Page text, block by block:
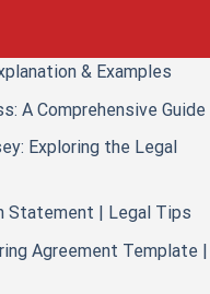
& Examples
A Comprehensive Guide
Exploring the Legal
Statement | Legal Tips
Agreement Template |